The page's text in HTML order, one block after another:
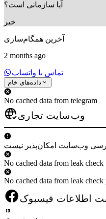
آیا سازمانی است؟
خیر
آخرین همگام‌سازی
2 months ago
تماس با واتساپ
داده‌های خام
No cached data from telegram
وب‌سایت تجاری
No cached data from leak check
No cached data from leak check
اطلاعات فیسبوک